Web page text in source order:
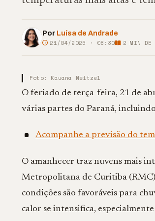
Por Luísa de Andrade
21/04/2026 · 08:30 2 MIN DE
Foto: Kauana Neitzel
O feriado de terça-feira, 21 de
várias partes do Paraná,
Acompanhe a previsão do
O amanhecer traz nuvens mais
Metropolitana de Curitiba (RMC)
condições são favoráveis para
calor se intensifica,